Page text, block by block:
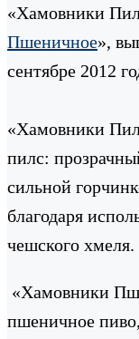
«Хамовники
Пшеничное»,
сентябре 2012
«Хамовники
пилс:
сильной
благодаря
чешского хмеля.
«Хамовники
пшеничное